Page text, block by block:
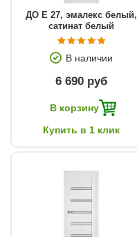
ДО E 27, эмалекс белый,
сатинат белый
В наличии
6 690 руб
В корзину
Купить в 1 клик